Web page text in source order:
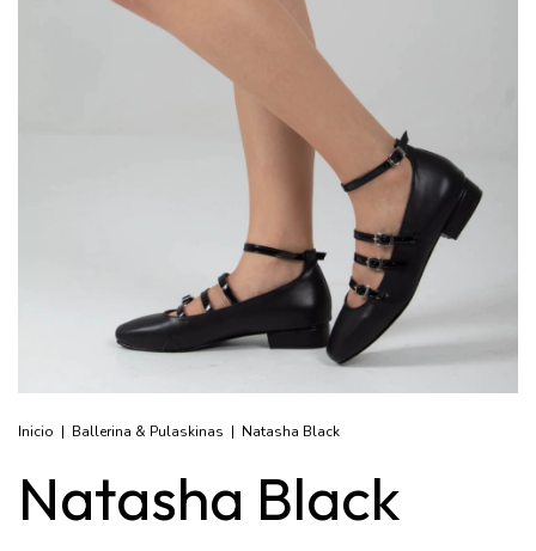
Inicio | Ballerina & Pulaskinas | Natasha Black
Natasha Black